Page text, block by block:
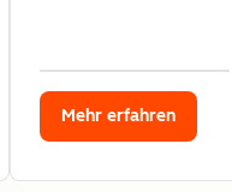
Mehr erfahren